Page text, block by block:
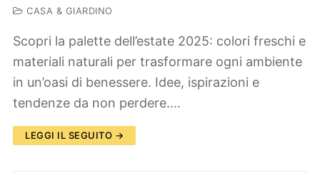
CASA & GIARDINO
Scopri la palette dell’estate 2025: colori freschi e
materiali naturali per trasformare ogni ambiente
in un’oasi di benessere. Idee, ispirazioni e
tendenze da non perdere.…
LEGGI IL SEGUITO →